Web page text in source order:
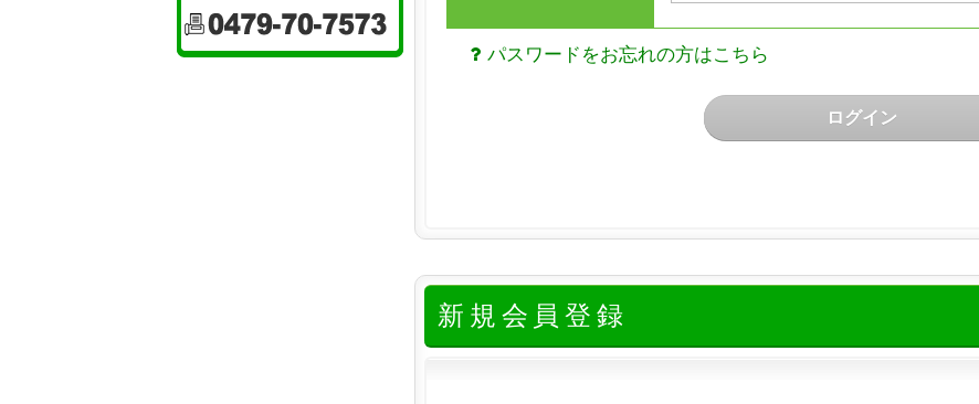
パスワードをお忘れの方はこちら
ログイン
新規会員登録